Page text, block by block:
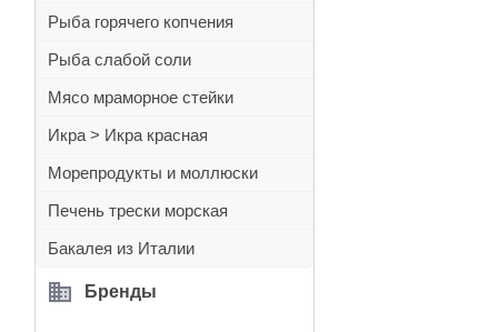
Рыба горячего копчения
Рыба слабой соли
Мясо мраморное стейки
Икра > Икра красная
Морепродукты и моллюски
Печень трески морская
Бакалея из Италии
Бренды